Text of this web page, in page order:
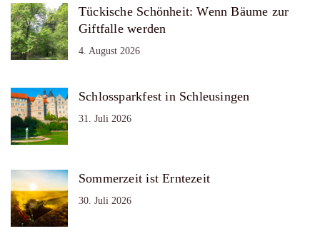
Tückische Schönheit: Wenn Bäume zur
Giftfalle werden
4. August 2026
Schlossparkfest in Schleusingen
31. Juli 2026
Sommerzeit ist Erntezeit
30. Juli 2026